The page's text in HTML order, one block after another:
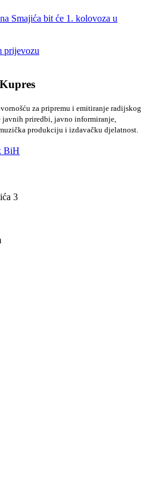
Smajića bit će 1. kolovoza u
prijevozu
za pripremu i emitiranje radijskog
javnih priredbi, javno informiranje,
produkciju i izdavačku djelatnost.
BiH
3